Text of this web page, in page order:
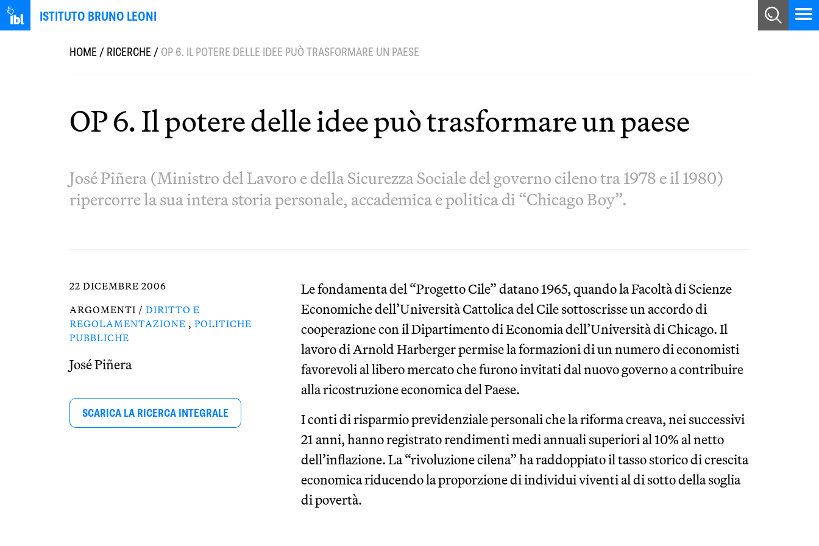
ISTITUTO BRUNO LEONI
HOME/RICERCHE/OP 6. IL POTERE DELLE IDEE PUÒ TRASFORMARE UN PAESE
OP 6. Il potere delle idee può trasformare un paese
José Piñera (Ministro del Lavoro e della Sicurezza Sociale del governo cileno tra 1978 e il 1980)
ripercorre la sua intera storia personale, accademica e politica di “Chicago Boy”.
22 DICEMBRE 2006
ARGOMENTI / DIRITTO E
REGOLAMENTAZIONE , POLITICHE
PUBBLICHE
José Piñera
SCARICA LA RICERCA INTEGRALE
Le fondamenta del “Progetto Cile” datano 1965, quando la Facoltà di Scienze
Economiche dell’Università Cattolica del Cile sottoscrisse un accordo di
cooperazione con il Dipartimento di Economia dell’Università di Chicago. Il
lavoro di Arnold Harberger permise la formazioni di un numero di economisti
favorevoli al libero mercato che furono invitati dal nuovo governo a contribuire
alla ricostruzione economica del Paese.
I conti di risparmio previdenziale personali che la riforma creava, nei successivi
21 anni, hanno registrato rendimenti medi annuali superiori al 10% al netto
dell’inflazione. La “rivoluzione cilena” ha raddoppiato il tasso storico di crescita
economica riducendo la proporzione di individui viventi al di sotto della soglia
di povertà.